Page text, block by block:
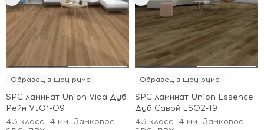
Образец в шоу-руме
SPC ламинат Union Vida Дуб
Рейн VI01-09
43 класс
4 мм
Замковое
Образец в шоу-руме
SPC ламинат Union Essence
Дуб Савой ES02-19
43 класс
4 мм
Замковое